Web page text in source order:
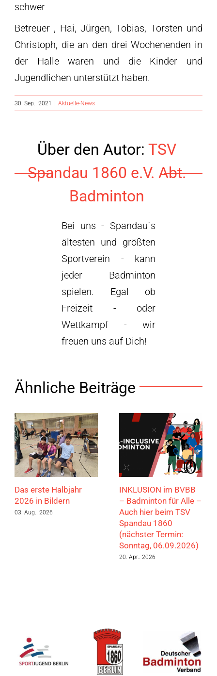
schwer
Betreuer , Hai, Jürgen, Tobias, Torsten und
Christoph, die an den drei Wochenenden in
der Halle waren und die Kinder und
Jugendlichen unterstützt haben.
30. Sep.. 2021 | Aktuelle-News
Über den Autor: TSV
Spandau 1860 e.V. Abt.
Badminton
Bei uns - Spandau`s
ältesten und größten
Sportverein - kann
jeder Badminton
spielen. Egal ob
Freizeit - oder
Wettkampf - wir
freuen uns auf Dich!
Ähnliche Beiträge
Das erste Halbjahr
2026 in Bildern
03. Aug.. 2026
INKLUSION im BVBB
– Badminton für Alle –
Auch hier beim TSV
Spandau 1860
(nächster Termin:
Sonntag, 06.09.2026)
20. Apr.. 2026